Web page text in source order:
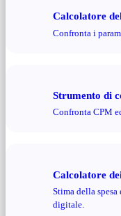
Calcolatore
Confronta i
Strumento di
Confronta CPM
Calcolatore
Stima della
digitale.